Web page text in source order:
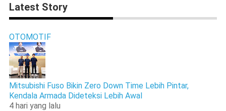
Latest Story
OTOMOTIF
Mitsubishi Fuso Bikin Zero Down Time Lebih Pintar,
Kendala Armada Dideteksi Lebih Awal
4 hari yang lalu